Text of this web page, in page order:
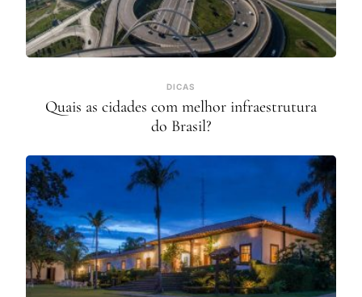
DICAS
Quais as cidades com melhor infraestrutura
do Brasil?